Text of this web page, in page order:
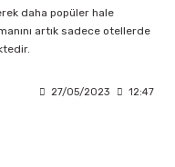
daha popüler hale
artık sadece otellerde
27/05/2023 12:47